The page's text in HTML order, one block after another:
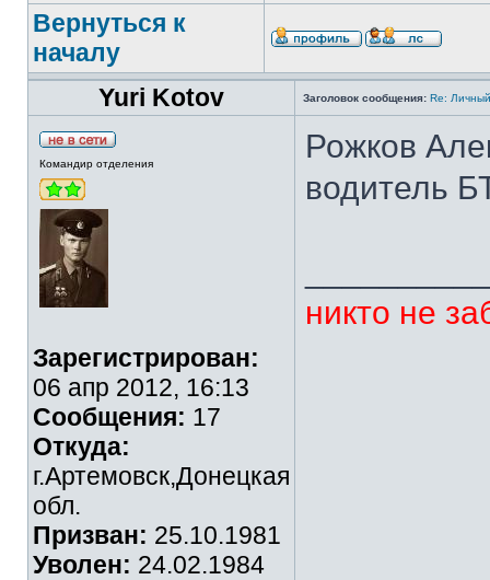
Вернуться к
началу
Yuri Kotov
Заголовок сообщения: Re:
Командир отделения
Зарегистрирован:
06 апр 2012, 16:13
Сообщения: 17
Откуда:
г.Артемовск,Донецкая
обл.
Призван: 25.10.1981
Уволен: 24.02.1984
Рожков
водитель
никто не